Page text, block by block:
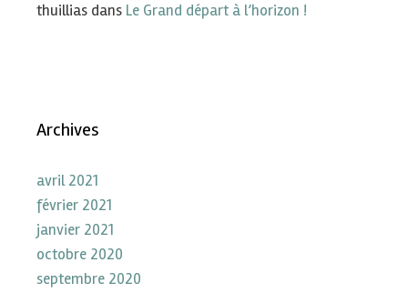
thuillias dans Le Grand départ à l’horizon !
Archives
avril 2021
février 2021
janvier 2021
octobre 2020
septembre 2020